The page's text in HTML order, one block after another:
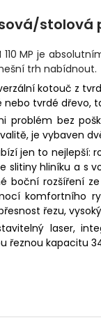
stolová
110 MP je
trh nabídnout.
kotouč z
tvrdé dřevo,
problém bez
je vybaven
jen to nejlepší:
slitiny hliníku a s
boční rozšíření
komfortního
řezu,
laser,
řeznou kapacitu